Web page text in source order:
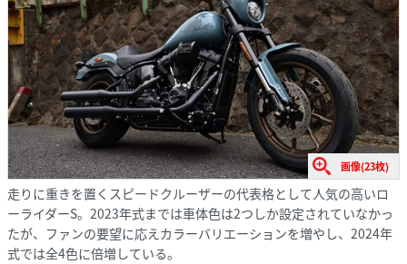
画像(23枚)
走りに重きを置くスピードクルーザーの代表格として人気の高いロ
ーライダーS。2023年式までは車体色は2つしか設定されていなかっ
たが、ファンの要望に応えカラーバリエーションを増やし、2024年
式では全4色に倍増している。